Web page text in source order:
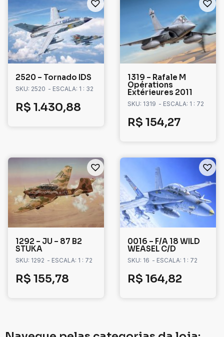
2520 – Tornado IDS
SKU: 2520 - ESCALA: 1 : 32
R$ 1.430,88
1319 – Rafale M
Opérations
Extérieures 2011
SKU: 1319 - ESCALA: 1 : 72
R$ 154,27
1292 – JU – 87 B2
STUKA
SKU: 1292 - ESCALA: 1 : 72
R$ 155,78
0016 – F/A 18 WILD
WEASEL C/D
SKU: 16 - ESCALA: 1 : 72
R$ 164,82